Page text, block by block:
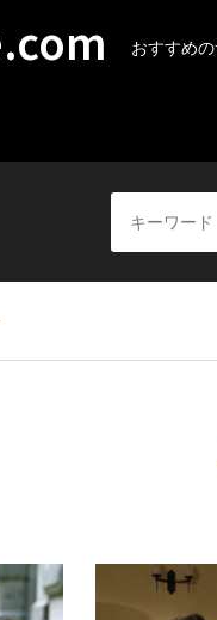
おすすめ